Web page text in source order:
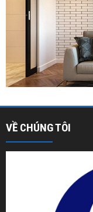
VỀ CHÚNG TÔI